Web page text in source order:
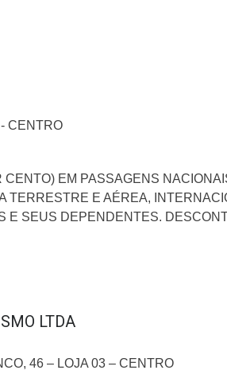
CENTRO
EM PASSAGENS
TERRESTRE E AÉREA,
E SEUS DEPENDENTES.
LTDA
46 – LOJA 03 – CENTRO